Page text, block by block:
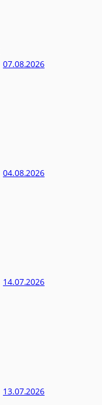
07.08.2026
04.08.2026
14.07.2026
13.07.2026